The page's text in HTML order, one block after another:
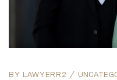
BY LAWYERR2